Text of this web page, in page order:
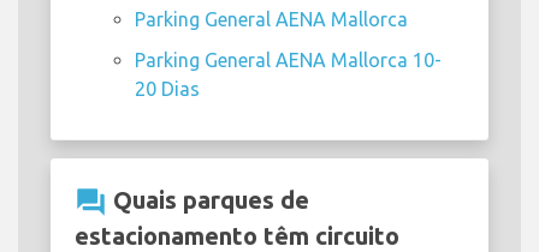
Parking General AENA Mallorca
Parking General AENA Mallorca 10-
20 Dias
question_answer Quais parques de
estacionamento têm circuito